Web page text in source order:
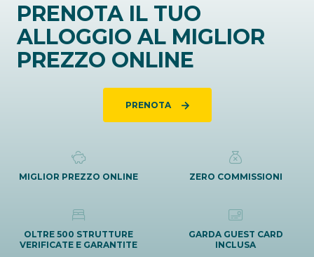
PRENOTA IL TUO
ALLOGGIO AL MIGLIOR
PREZZO ONLINE
PRENOTA
MIGLIOR PREZZO ONLINE ZERO COMMISSIONI
OLTRE 500 STRUTTURE
VERIFICATE E GARANTITE
GARDA GUEST CARD
INCLUSA